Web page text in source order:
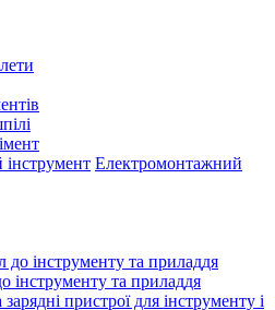
Електромонтажний
інструменту та приладдя
пристрої для інструменту і